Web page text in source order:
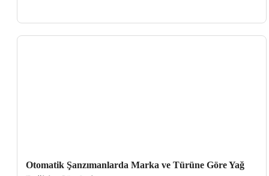
Otomatik Şanzımanlarda Marka ve Türüne Göre Yağ